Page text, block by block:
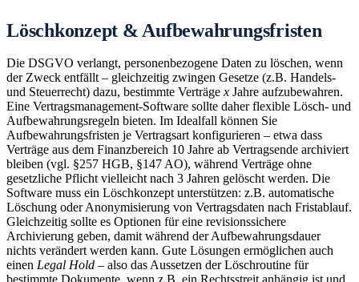
Löschkonzept & Aufbewahrungsfristen
Die DSGVO verlangt, personenbezogene Daten zu löschen, wenn
der Zweck entfällt – gleichzeitig zwingen Gesetze (z.B. Handels-
und Steuerrecht) dazu, bestimmte Verträge x Jahre aufzubewahren.
Eine Vertragsmanagement-Software sollte daher flexible Lösch- und
Aufbewahrungsregeln bieten. Im Idealfall können Sie
Aufbewahrungsfristen je Vertragsart konfigurieren – etwa dass
Verträge aus dem Finanzbereich 10 Jahre ab Vertragsende archiviert
bleiben (vgl. §257 HGB, §147 AO), während Verträge ohne
gesetzliche Pflicht vielleicht nach 3 Jahren gelöscht werden. Die
Software muss ein Löschkonzept unterstützen: z.B. automatische
Löschung oder Anonymisierung von Vertragsdaten nach Fristablauf.
Gleichzeitig sollte es Optionen für eine revisionssichere
Archivierung geben, damit während der Aufbewahrungsdauer
nichts verändert werden kann. Gute Lösungen ermöglichen auch
einen Legal Hold – also das Aussetzen der Löschroutine für